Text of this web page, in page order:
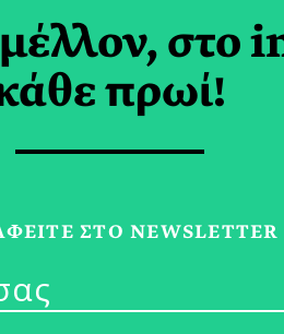
με στο
πρωί!
ΣΤΟ NEWSLETTER